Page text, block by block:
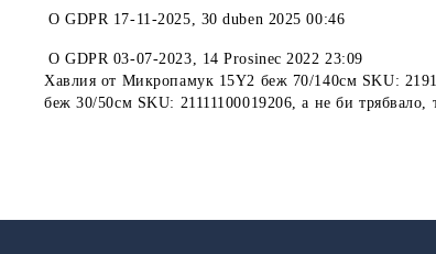
OGDPR 17-11-2025, 30 duben 2025 00:46
OGDPR 03-07-2023, 14 Prosinec 2022 23:09
Хавлия от Микропамук 15Y2 беж 70/140см SKU:
беж 30/50см SKU: 21111100019206, а не би